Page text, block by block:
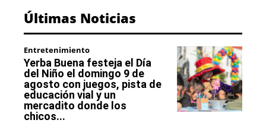
Últimas Noticias
Entretenimiento
Yerba Buena festeja el Día
del Niño el domingo 9 de
agosto con juegos, pista de
educación vial y un
mercadito donde los
chicos...